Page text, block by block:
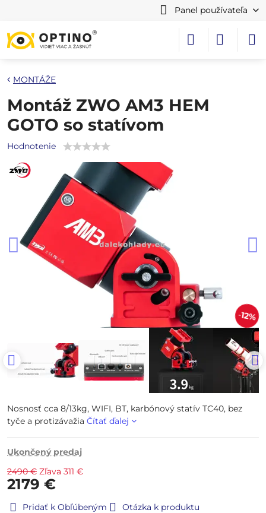
Panel používateľa
12%
MONTÁŽE
Montáž ZWO AM3 HEM
GOTO so statívom
Hodnotenie
Nosnosť cca 8/13kg, WIFI, BT, karbónový statív TC40, bez
tyče a protizávažia Čítať ďalej
Ukončený predaj
2490 € Zľava 311 €
2179 €
Pridať k Obľúbeným
Otázka k produktu